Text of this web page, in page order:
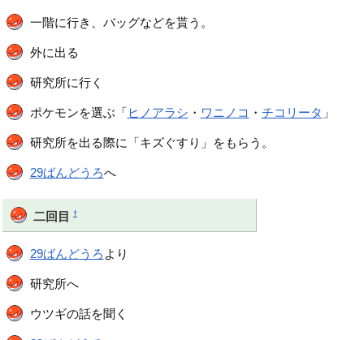
一階に行き、バッグなどを貰う。
外に出る
研究所に行く
ポケモンを選ぶ「 ヒノアラシ ・ ワニノコ ・ チコリータ 」
研究所を出る際に「キズぐすり」をもらう。
29ばんどうろへ
二回目 †
29ばんどうろ より
研究所へ
ウツギの話を聞く